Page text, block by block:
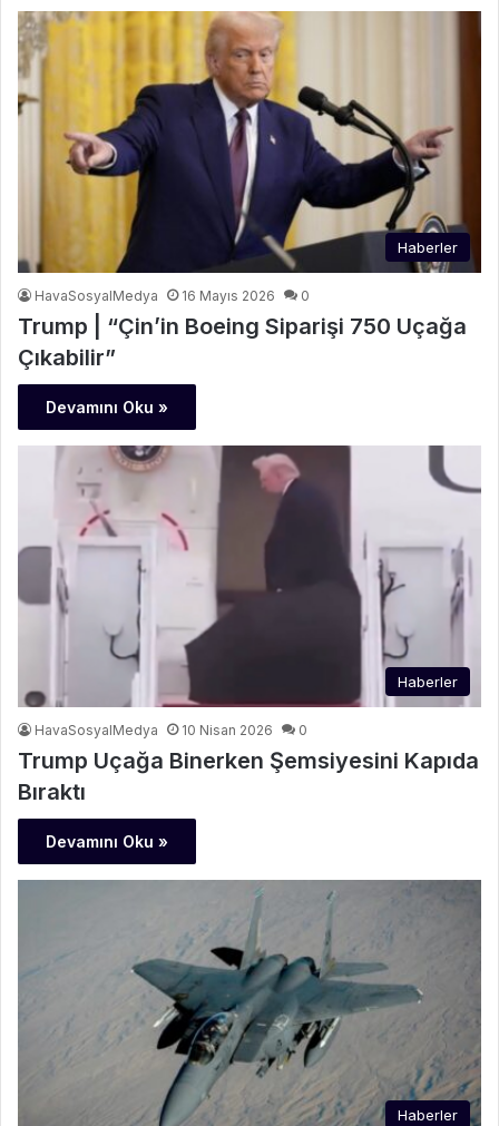
Haberler
HavaSosyalMedya 16 Mayıs 2026 0
Trump | “Çin’in Boeing Siparişi 750 Uçağa
Çıkabilir”
Devamını Oku »
Haberler
HavaSosyalMedya 10 Nisan 2026 0
Trump Uçağa Binerken Şemsiyesini Kapıda
Bıraktı
Devamını Oku »
Haberler